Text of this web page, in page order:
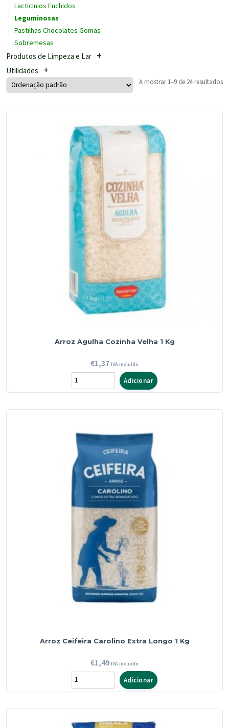
Lacticinios Enchidos
Leguminosas
Pastilhas Chocolates Gomas
Sobremesas
Produtos de Limpeza e Lar
Utilidades
A mostrar 1–9 de 24 resultados
Arroz Agulha Cozinha Velha 1 Kg
€1,37 IVA incluído
Quantidade
de
Cozinha
Velha
1
Kg
Adicionar
Arroz Ceifeira Carolino Extra Longo 1 Kg
€1,49 IVA incluído
Quantidade
de
Ceifeira
Adicionar